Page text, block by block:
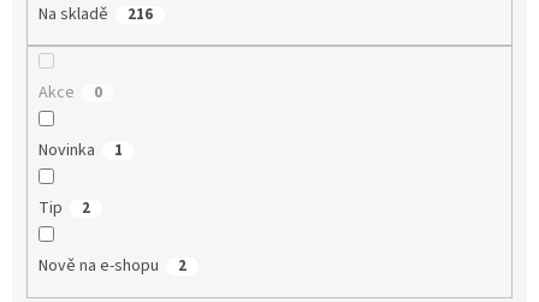
Na skladě 216
Akce 0
Novinka 1
Tip 2
Nově na e-shopu 2